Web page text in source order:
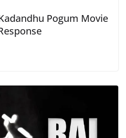
Pogum Movie